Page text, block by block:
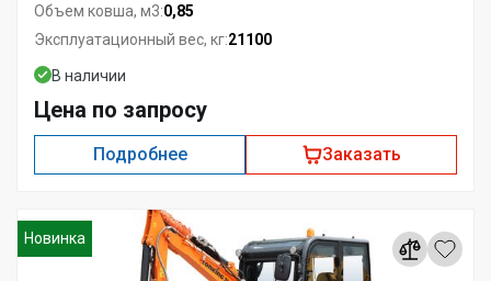
Объем ковша, м3:0,85
Эксплуатационный вес, кг:21100
В наличии
Цена по запросу
Подробнее Заказать
Новинка